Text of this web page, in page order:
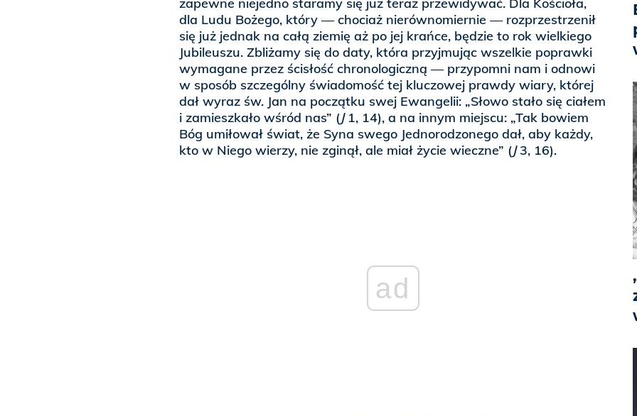
zapewne niejedno staramy się już teraz przewidywać. Dla Kościoła,
dla Ludu Bożego, który — chociaż nierównomiernie — rozprzestrzenił
się już jednak na całą ziemię aż po jej krańce, będzie to rok wielkiego
Jubileuszu. Zbliżamy się do daty, która przyjmując wszelkie poprawki
wymagane przez ścisłość chronologiczną — przypomni nam i odnowi
w sposób szczególny świadomość tej kluczowej prawdy wiary, której
dał wyraz św. Jan na początku swej Ewangelii: „Słowo stało się ciałem
i zamieszkało wśród nas” (J1, 14), a na innym miejscu: „Tak bowiem
Bóg umiłował świat, że Syna swego Jednorodzonego dał, aby każdy,
kto w Niego wierzy, nie zginął, ale miał życie wieczne” (J3, 16).
ad